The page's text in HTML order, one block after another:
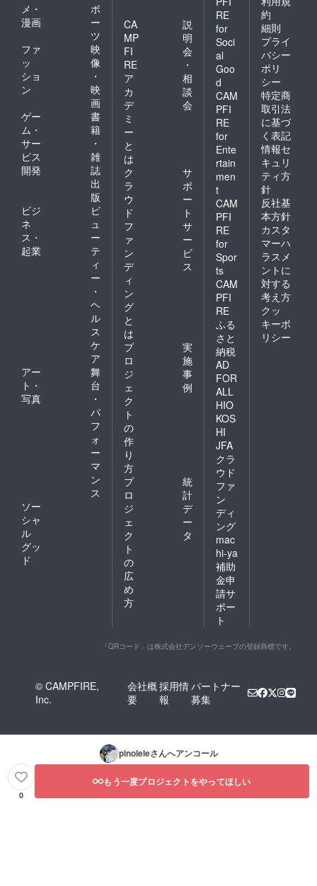
メ・
漫画
ポ
ー
ツ
ファ
ッ
ショ
ン
映
像
・
映
画
ゲー
ム・
サー
ビス
開発
書
籍
・
雑
誌
出
版
ビジ
ネ
ス・
起業
ビ
ュ
ー
テ
ィ
ー
・
ヘ
ル
ス
ケ
ア
アー
ト・
写真
舞
台
・
パ
フ
ォ
ー
マ
ン
ス
ソー
シャ
ル
グッ
ド
CA
MP
FI
RE
ア
カ
デ
ミ
ー
と
は
説
明
会
・
相
談
会
ク
ラ
ウ
ド
フ
ァ
ン
デ
ィ
ン
グ
と
は
サ
ポ
ー
ト
サ
ー
ビ
ス
プ
ロ
ジ
ェ
ク
ト
の
作
り
方
実
施
事
例
プ
ロ
ジ
ェ
ク
ト
の
広
め
方
統
計
デ
ー
タ
RE
for
Soci
al
Goo
d
CAM
PFI
RE
for
Ente
rtain
men
t
CAM
PFI
RE
for
Spor
ts
CAM
PFI
RE
ふる
さと
納税
AD
FOR
ALL
HIO
KOS
HI
JFA
クラ
ウド
ファ
ン
ディ
ング
mac
hi-ya
補助
金申
請サ
ポー
ト
約
細則
プライ
バシー
ポリ
シー
特定商
取引法
に基づ
く表記
情報セ
キュリ
ティ方
針
反社基
本方針
カスタ
マーハ
ラスメ
ントに
対する
考え方
クッ
キーポ
リシー
「QRコード」は株式会社デンソーウェーブの登録商標です。
© CAMPFIRE,
Inc.
会社概
要
採用情
報
パートナー
募集
pinoleleさんへアンコール
0
もう一度プロジェクトをやってほしい